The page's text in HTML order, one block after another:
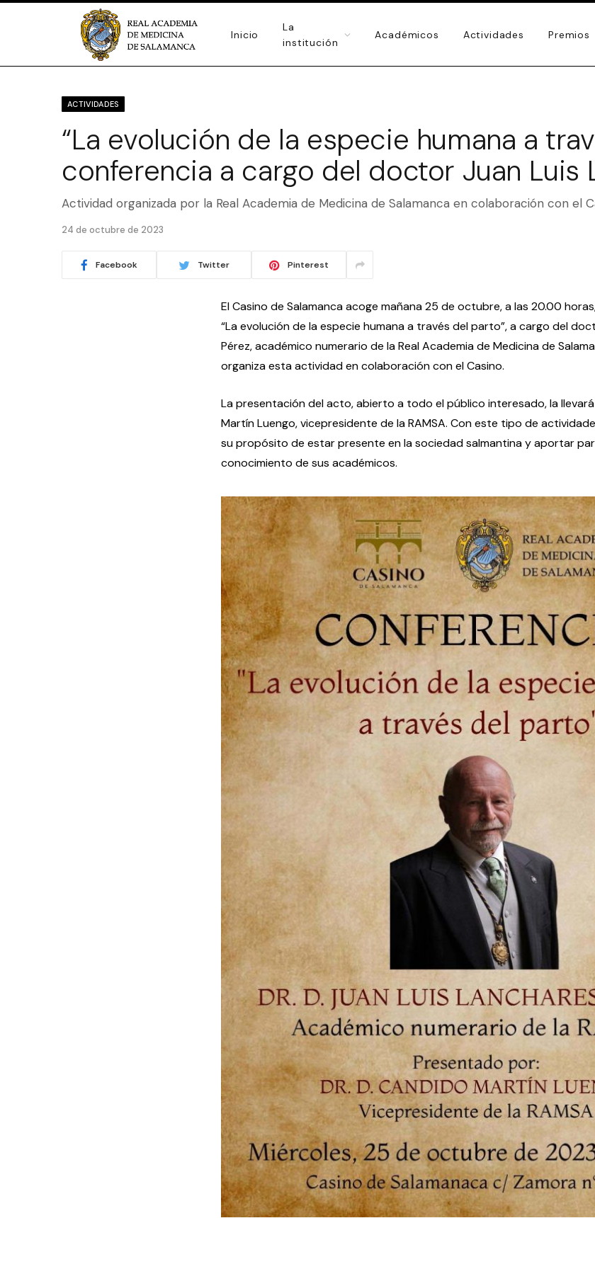
Inicio
La
institución
Académicos Actividades Premios
ACTIVIDADES
“La evolución de la especie humana a
conferencia a cargo del doctor Juan Luis
Actividad organizada por la Real Academia de Medicina de Salamanca en colaboración con el
24 de octubre de 2023
Facebook Twitter Pinterest
El Casino de Salamanca acoge mañana 25 de octubre, a las 20.00
“La evolución de la especie humana a través del parto”, a cargo del
Pérez, académico numerario de la Real Academia de Medicina de
organiza esta actividad en colaboración con el Casino.
La presentación del acto, abierto a todo el público interesado, la
Martín Luengo, vicepresidente de la RAMSA. Con este tipo de
su propósito de estar presente en la sociedad salmantina y aportar
conocimiento de sus académicos.